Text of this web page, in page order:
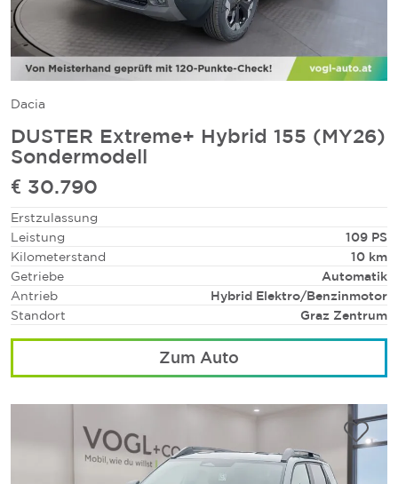
Dacia
DUSTER Extreme+ Hybrid 155 (MY26)
Sondermodell
€ 30.790
Erstzulassung
Leistung
109 PS
Kilometerstand
10 km
Getriebe
Automatik
Antrieb
Hybrid Elektro/Benzinmotor
Standort
Graz Zentrum
Zum Auto